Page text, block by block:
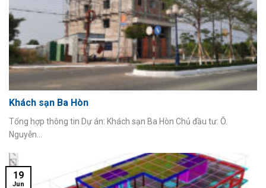
Khách sạn Ba Hòn
Tổng hợp thông tin Dự án: Khách sạn Ba Hòn Chủ đầu tư: Ô.
Nguyễn...
19
Jun